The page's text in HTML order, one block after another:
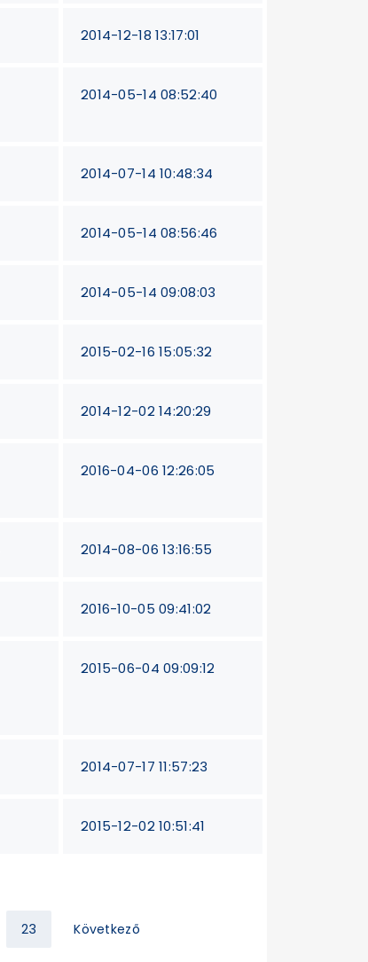
2014-12-18 13:17:01
2014-05-14 08:52:40
2014-07-14 10:48:34
2014-05-14 08:56:46
2014-05-14 09:08:03
2015-02-16 15:05:32
2014-12-02 14:20:29
2016-04-06 12:26:05
2014-08-06 13:16:55
2016-10-05 09:41:02
2015-06-04 09:09:12
2014-07-17 11:57:23
2015-12-02 10:51:41
23 Következő